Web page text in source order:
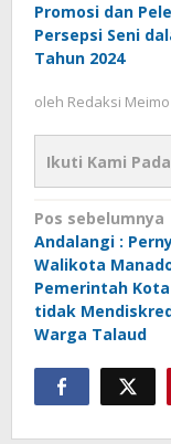
Promosi dan
Persepsi Seni
Tahun 2024
oleh Redaksi
Ikuti Kami Pada
Navigasi
pos
Pos sebelumnya
Andalangi :
Walikota
Pemerintah
tidak
Warga Talaud